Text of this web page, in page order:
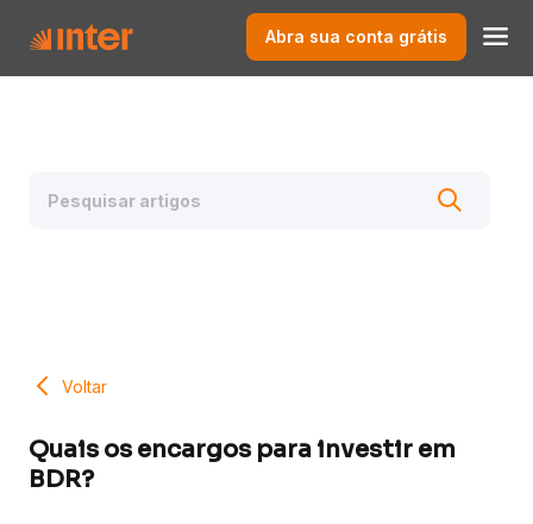
Abra sua conta grátis
Voltar
Quais os encargos para investir em
BDR?